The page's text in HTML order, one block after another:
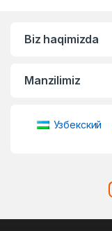
Biz haqimizda
Manzilimiz
Узбекский